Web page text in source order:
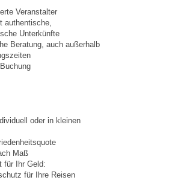
Veranstalter
authentische,
Unterkünfte
Beratung, auch außerhalb
oder in kleinen
Maß
für Ihr Geld:
für Ihre Reisen